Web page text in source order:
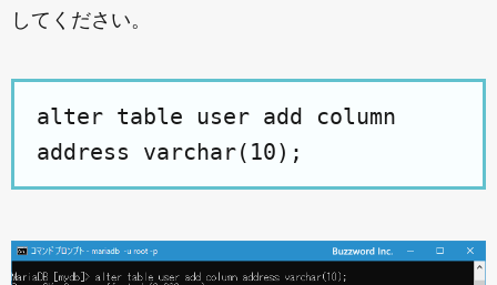
してください。
alter table user add column
address varchar(10);